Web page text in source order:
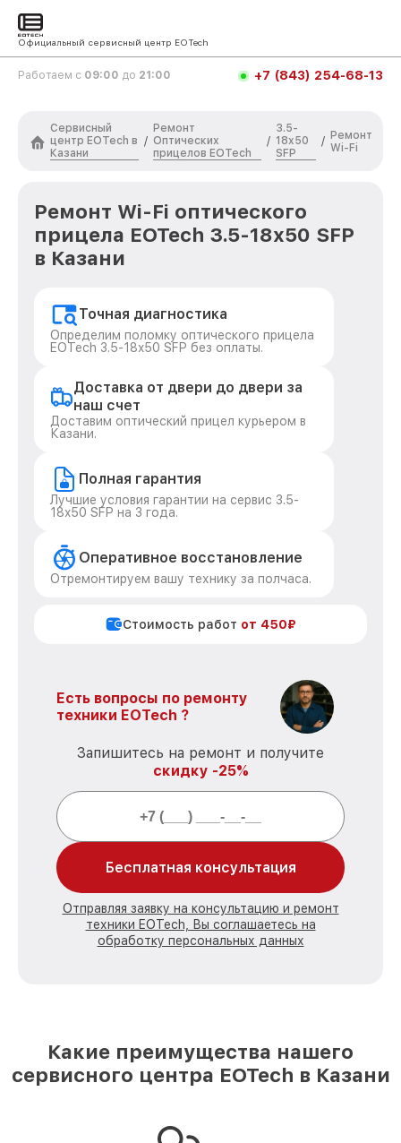
Официальный сервисный центр EOTech
Работаем с 09:00 до 21:00 +7 (843) 254-68-13
Сервисный
центр EOTech в
Казани
/
Ремонт
Оптических
прицелов EOTech
/
3.5-
18x50
SFP
/ Ремонт
Wi-Fi
Ремонт Wi-Fi оптического
прицела EOTech 3.5-18x50 SFP
в Казани
Точная диагностика
Определим поломку оптического прицела
EOTech 3.5-18x50 SFP без оплаты.
Доставка от двери до двери за
наш счет
Доставим оптический прицел курьером в
Казани.
Полная гарантия
Лучшие условия гарантии на сервис 3.5-
18x50 SFP на 3 года.
Оперативное восстановление
Отремонтируем вашу технику за полчаса.
Стоимость работ от 450₽
Есть вопросы по ремонту
техники EOTech ?
Запишитесь на ремонт и получите
скидку -25%
Бесплатная консультация
Отправляя заявку на консультацию и ремонт
техники EOTech, Вы соглашаетесь на
обработку персональных данных
Какие преимущества нашего
сервисного центра EOTech в Казани